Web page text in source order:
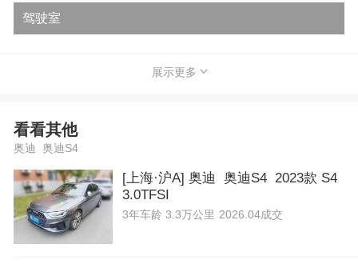
驾驶室
展示更多
看看其他
奥迪 奥迪S4
[上海·沪A] 奥迪 奥迪S4 2023款 S4
3.0TFSI
3年车龄 3.3万公里 2026.04成交